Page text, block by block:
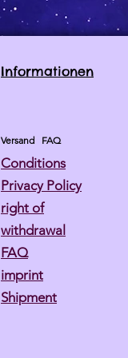
Informationen
Versand FAQ
Conditions
Privacy Policy
right of
withdrawal
FAQ
imprint
Shipment